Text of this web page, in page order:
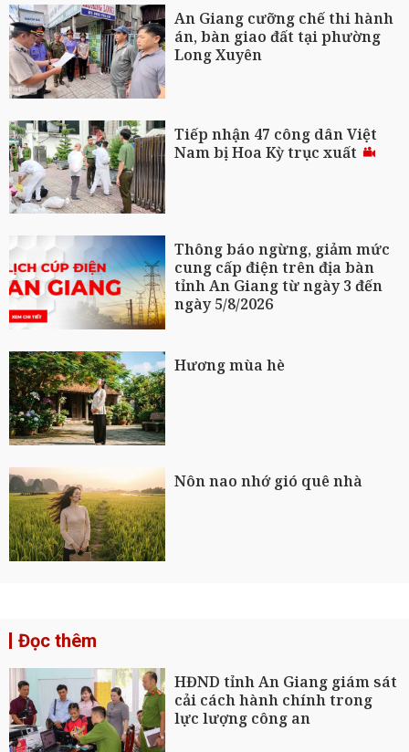
An Giang cưỡng chế thi hành
án, bàn giao đất tại phường
Long Xuyên
Tiếp nhận 47 công dân Việt
Nam bị Hoa Kỳ trục xuất
Thông báo ngừng, giảm mức
cung cấp điện trên địa bàn
tỉnh An Giang từ ngày 3 đến
ngày 5/8/2026
Hương mùa hè
Nôn nao nhớ gió quê nhà
Đọc thêm
HĐND tỉnh An Giang giám sát
cải cách hành chính trong
lực lượng công an